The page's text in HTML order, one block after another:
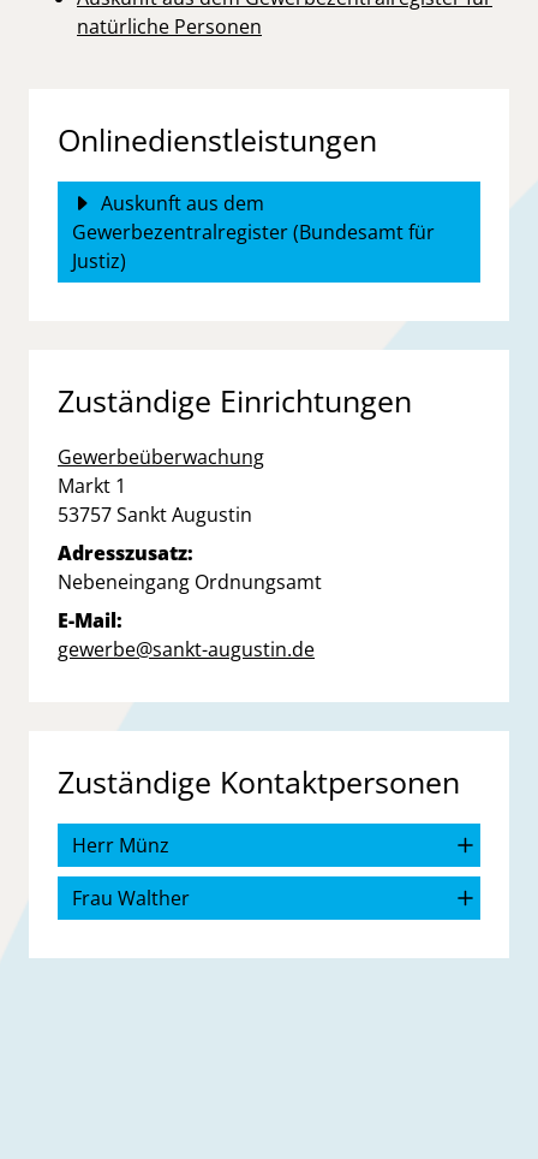
natürliche Personen
Onlinedienstleistungen
Auskunft aus dem
Gewerbezentralregister (Bundesamt für
Justiz)
Zuständige Einrichtungen
Gewerbeüberwachung
Straße:
Markt Hausnummer:
1
PLZ:
53757Ort:
Sankt Augustin
Adresszusatz:
Nebeneingang Ordnungsamt
E-Mail:
gewerbe@sankt-augustin.de
Zuständige Kontaktpersonen
Herr Münz
Frau Walther